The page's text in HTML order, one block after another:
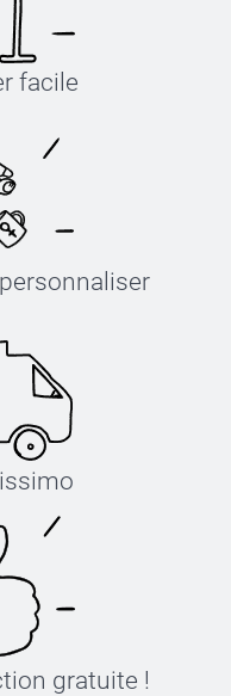
facile
gratuite !